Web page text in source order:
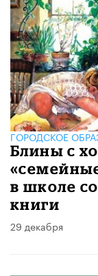
ГОРОДСКОЕ
Блины с
в школе
книги
29 декабря